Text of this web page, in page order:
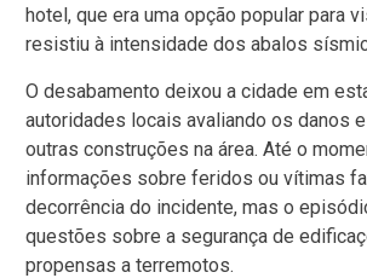
hotel, que era uma opção popular para
resistiu à intensidade dos abalos
O desabamento deixou a cidade em
autoridades locais avaliando os danos
outras construções na área. Até o
informações sobre feridos ou vítimas
decorrência do incidente, mas o
questões sobre a segurança de
propensas a terremotos.